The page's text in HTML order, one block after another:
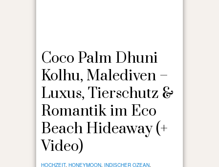
Coco Palm Dhuni
Kolhu, Malediven –
Luxus, Tierschutz &
Romantik im Eco
Beach Hideaway (+
Video)
HOCHZEIT, HONEYMOON, INDISCHER OZEAN,